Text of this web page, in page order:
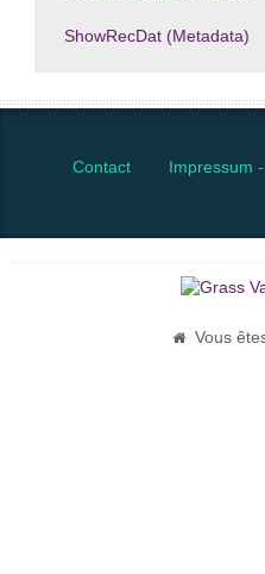
ShowRecDat (Metadata)
Contact Impressum
Vous